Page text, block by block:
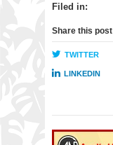
Filed in:
Share this post
TWITTER
LINKEDIN